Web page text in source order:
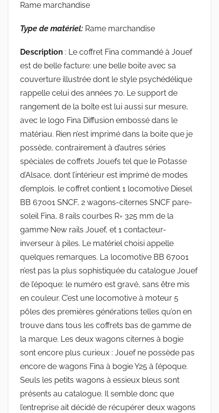
Rame marchandise
Type de matériel: Rame marchandise
Description : Le coffret Fina commandé à Jouef
est de belle facture: une belle boite avec sa
couverture illustrée dont le style psychédélique
rappelle celui des années 70. Le support de
rangement de la boîte est lui aussi sur mesure,
avec le logo Fina Diffusion embossé dans le
matériau. Rien n’est imprimé dans la boite que je
possède, contrairement à d’autres séries
spéciales de coffrets Jouefs tel que le Potasse
d’Alsace, dont l’intérieur est imprimé de modes
d’emplois. le coffret contient 1 locomotive Diesel
BB 67001 SNCF, 2 wagons-citernes SNCF pare-
soleil Fina, 8 rails courbes R= 325 mm de la
gamme New rails Jouef, et 1 contacteur-
inverseur à piles. Le matériel choisi appelle
quelques remarques. La locomotive BB 67001
n’est pas la plus sophistiquée du catalogue Jouef
de l’époque: le numéro est gravé, sans être mis
en couleur. C’est une locomotive à moteur 5
pôles des premières générations telles qu’on en
trouve dans tous les coffrets bas de gamme de
la marque. Les deux wagons citernes à bogie
sont encore plus curieux : Jouef ne possède pas
encore de wagons Fina à bogie Y25 à l’époque.
Seuls les petits wagons à essieux bleus sont
présents au catalogue. Il semble donc que
l’entreprise ait décidé de récupérer deux wagons